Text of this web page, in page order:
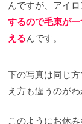
んですが、アイ
するので毛束が
えるんです。
下の写真は同じ
え方も違うのがわ
このようにお休